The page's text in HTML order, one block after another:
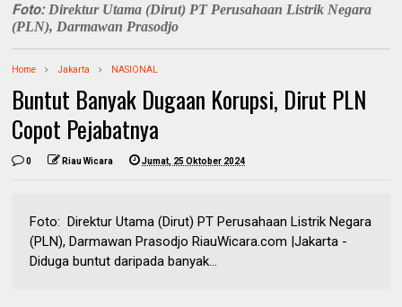
Foto:Direktur Utama (Dirut) PT Perusahaan Listrik Negara
(PLN), Darmawan Prasodjo
Home Jakarta NASIONAL
Buntut Banyak Dugaan Korupsi, Dirut PLN
Copot Pejabatnya
0 Riau Wicara Jumat, 25 Oktober 2024
Foto: Direktur Utama (Dirut) PT Perusahaan Listrik Negara
(PLN), Darmawan Prasodjo RiauWicara.com |Jakarta -
Diduga buntut daripada banyak...